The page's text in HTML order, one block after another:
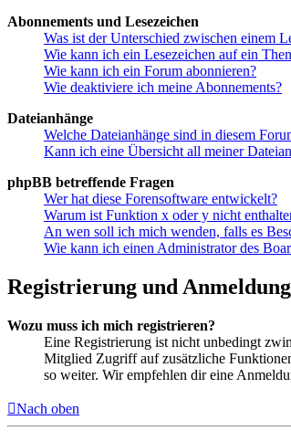
Abonnements und Lesezeichen
Was ist der Unterschied zwischen einem
Wie kann ich ein Lesezeichen auf ein
Wie kann ich ein Forum abonnieren?
Wie deaktiviere ich meine Abonnements?
Dateianhänge
Welche Dateianhänge sind in diesem
Kann ich eine Übersicht all meiner
phpBB betreffende Fragen
Wer hat diese Forensoftware entwickelt?
Warum ist Funktion x oder y nicht
An wen soll ich mich wenden, falls es
Wie kann ich einen Administrator des
Registrierung und Anmeldung
Wozu muss ich mich registrieren?
Eine Registrierung ist nicht unbedingt
Mitglied Zugriff auf zusätzliche
so weiter. Wir empfehlen dir eine
Nach oben